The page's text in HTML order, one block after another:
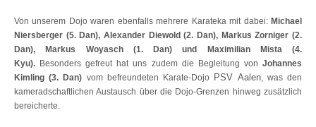
Von unserem Dojo waren ebenfalls mehrere Karateka mit dabei: Michael
Niersberger (5. Dan), Alexander Diewold (2. Dan), Markus Zorniger (2.
Dan), Markus Woyasch (1. Dan) und Maximilian Mista (4.
Kyu). Besonders gefreut hat uns zudem die Begleitung vonJohannes
Kimling (3. Dan) vom befreundeten Karate-Dojo PSV Aalen, was den
kameradschaftlichen Austausch über die Dojo-Grenzen hinweg zusätzlich
bereicherte.